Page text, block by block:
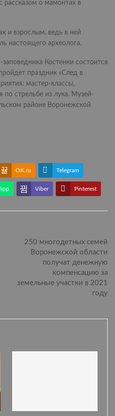
рассказом о мамонтах в
и взрослым, ведь в ней
настоящего археолога.
Костенки состоится
праздник «След в
мастер-классы,
по стрельбе из лука. Музей-
районе Воронежской
OK.ru Telegram
Viber Pinterest
250 многодетных семей
Воронежской области
получат денежную
компенсацию за
земельные участки в 2021
году